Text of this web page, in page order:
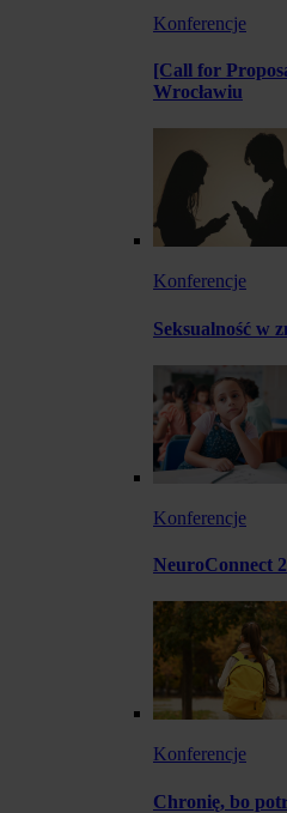
Konferencje
[Call for
Wrocławiu
Konferencje
Seksualność w
Konferencje
NeuroConnect
Konferencje
Chronię, bo